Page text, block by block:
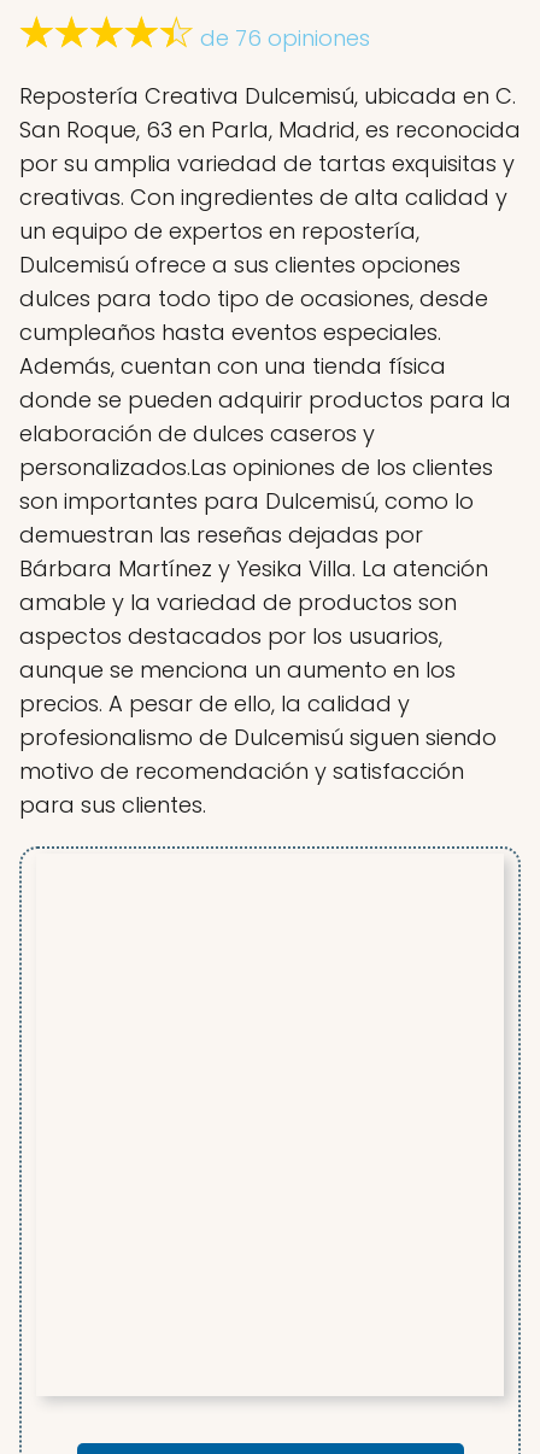
de 76 opiniones
Repostería Creativa Dulcemisú, ubicada en C.
San Roque, 63 en Parla, Madrid, es reconocida
por su amplia variedad de tartas exquisitas y
creativas. Con ingredientes de alta calidad y
un equipo de expertos en repostería,
Dulcemisú ofrece a sus clientes opciones
dulces para todo tipo de ocasiones, desde
cumpleaños hasta eventos especiales.
Además, cuentan con una tienda física
donde se pueden adquirir productos para la
elaboración de dulces caseros y
personalizados.Las opiniones de los clientes
son importantes para Dulcemisú, como lo
demuestran las reseñas dejadas por
Bárbara Martínez y Yesika Villa. La atención
amable y la variedad de productos son
aspectos destacados por los usuarios,
aunque se menciona un aumento en los
precios. A pesar de ello, la calidad y
profesionalismo de Dulcemisú siguen siendo
motivo de recomendación y satisfacción
para sus clientes.